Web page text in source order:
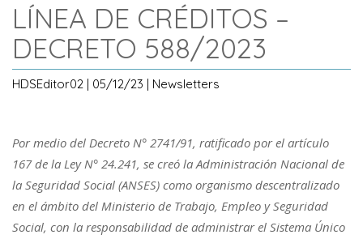
LÍNEA DE CRÉDITOS –
DECRETO 588/2023
HDSEditor02 | 05/12/23 | Newsletters
Por medio del Decreto N° 2741/91, ratificado por el artículo
167 de la Ley N° 24.241, se creó la Administración Nacional de
la Seguridad Social (ANSES) como organismo descentralizado
en el ámbito del Ministerio de Trabajo, Empleo y Seguridad
Social, con la responsabilidad de administrar el Sistema Único